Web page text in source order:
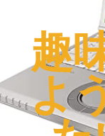
趣
よ